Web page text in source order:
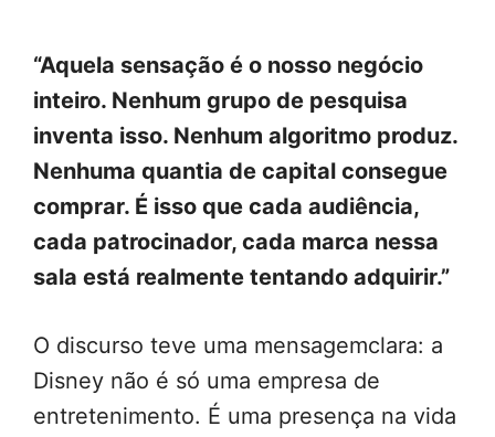
“Aquela sensação é o nosso negócio
inteiro. Nenhum grupo de pesquisa
inventa isso. Nenhum algoritmo produz.
Nenhuma quantia de capital consegue
comprar. É isso que cada audiência,
cada patrocinador, cada marca nessa
sala está realmente tentando adquirir.”
O discurso teve uma mensagemclara: a
Disney não é só uma empresa de
entretenimento. É uma presença na vida